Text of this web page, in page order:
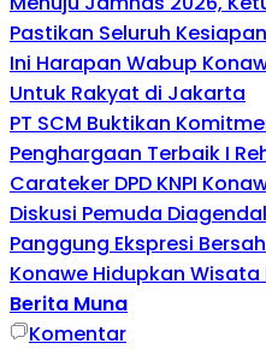
Pastikan Seluruh
Ini Harapan Wabup
Untuk Rakyat di Jakarta
PT SCM Buktikan
Penghargaan Terbaik I
Carateker DPD KNPI
Diskusi Pemuda
Panggung Ekspresi
Konawe Hidupkan Wisata
Berita Muna
Komentar